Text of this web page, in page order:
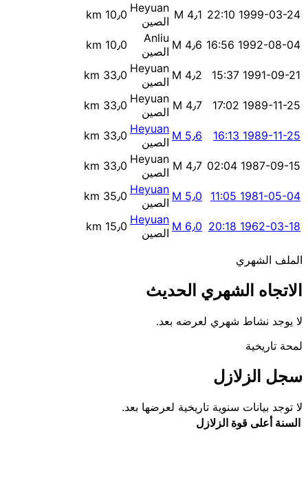
1999-03-24 22:10 M 4٫1 Heyuan
الصين
10٫0 km
1992-08-04 16:56 M 4٫6 Anliu
الصين
10٫0 km
1991-09-21 15:37 M 4٫2 Heyuan
الصين
33٫0 km
1989-11-25 17:02 M 4٫7 Heyuan
الصين
33٫0 km
1989-11-25 16:13 M 5٫6 Heyuan
الصين
33٫0 km
1987-09-15 02:04 M 4٫7 Heyuan
الصين
33٫0 km
1981-05-04 11:05 M 5٫0 Heyuan
الصين
35٫0 km
1962-03-18 20:18 M 6٫0 Heyuan
الصين
15٫0 km
الملف الشهري
الاتجاه الشهري الحديث
لا يوجد نشاط شهري لعرضه بعد.
لمحة تاريخية
سجل الزلازل
لا توجد بيانات سنوية تاريخية لعرضها بعد.
السنة أعلى قوة الزلازل